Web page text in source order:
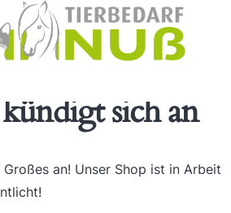
sich an
an! Unser Shop ist in Arbeit